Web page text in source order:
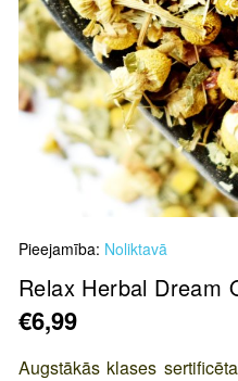
to
the
of
the
Pieejamība: Noliktavā
Relax Herbal Dream
€6,99
Augstākās klases